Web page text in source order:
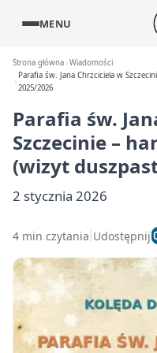
MENU
Strona główna Wiadomości
Parafia św. Jana Chrzciciela w
2025/2026
Parafia św.
Szczecinie –
(wizyt
2 stycznia 2026
4 min czytania Udostępnij